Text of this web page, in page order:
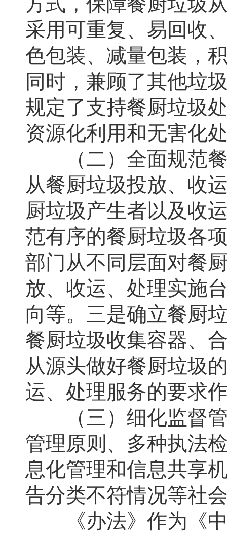
采用可重复、易回收
色包装、减量包装，
同时，兼顾了其他垃
规定了支持餐厨垃圾
资源化利用和无害化
（二）全面规范餐
从餐厨垃圾投放、收
厨垃圾产生者以及收
范有序的餐厨垃圾各
部门从不同层面对餐
放、收运、处理实施
向等。三是确立餐厨
餐厨垃圾收集容器、
从源头做好餐厨垃圾
运、处理服务的要求
（三）细化监督管
管理原则、多种执法
息化管理和信息共享
告分类不符情况等社
《办法》作为《中